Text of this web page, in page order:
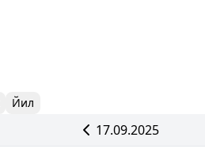
Йил
17.09.2025